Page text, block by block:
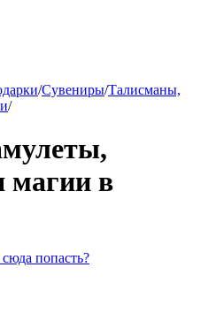
/Сувениры/Талисманы,
/
магии в
попасть?